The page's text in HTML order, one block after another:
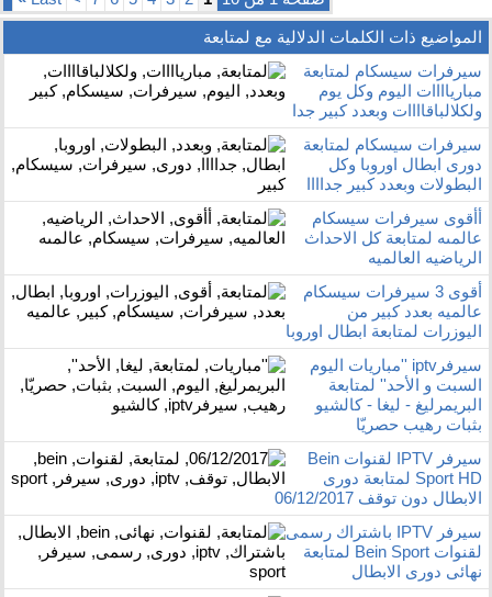
المواضيع ذات الكلمات الدلالية مع لمتابعة
سيرفرات سيسكام لمتابعة
مبارياااات اليوم وكل يوم
ولكلالباقاااات وبعدد كبير جدا
سيرفرات سيسكام لمتابعة
دورى ابطال اوروبا وكل
البطولات وبعدد كبير جداااا
أأقوى سيرفرات سيسكام
عالمىه لمتابعة كل الاحداث
الرياضيه العالميه
أقوى 3 سيرفرات سيسكام
عالميه بعدد كبير من
اليوزرات لمتابعة ابطال اوروبا
سيرفرiptv ''مباريات اليوم
السبت و الأحد'' لمتابعة
البريمرليغ - ليغا - كالشيو
بثبات رهيب حصريّا
سيرفر IPTV لقنوات Bein
Sport HD لمتابعة دورى
الابطال دون توقف 06/12/2017
سيرفر IPTV باشتراك رسمى
لقنوات Bein Sport لمتابعة
نهائى دورى الابطال